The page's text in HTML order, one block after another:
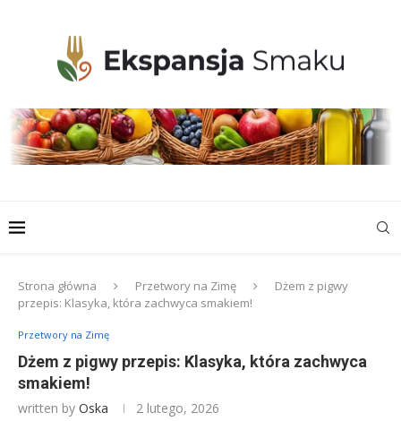
Strona główna Przetwory na Zimę
Dżem z pigwy
przepis: Klasyka, która zachwyca smakiem!
Przetwory na Zimę
Dżem z pigwy przepis: Klasyka, która zachwyca
smakiem!
written by Oska 2 lutego, 2026